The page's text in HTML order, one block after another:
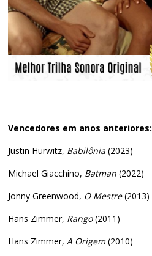
Vencedores em anos anteriores:
Justin Hurwitz, Babilônia(2023)
Michael Giacchino, Batman (2022)
Jonny Greenwood, O Mestre(2013)
Hans Zimmer, Rango(2011)
Hans Zimmer,A Origem(2010)